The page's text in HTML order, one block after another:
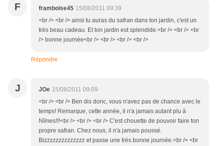
F framboise45 15/08/2011 09:39
<br /> <br /> ainsi tu auras du safran dans ton jardin, c'est un
très beau cadeau. Et ton jardin est splendide.<br /> <br /> <br
/> bonne journée<br /> <br /> <br /> <br />
Répondre
J JOe 15/08/2011 09:09
<br /> <br /> Ben dis donc, vous n'avez pas de chance avec le
temps! Remarque, cette année, il n'a jamais autant plu à
Nîmes!!!<br /> <br /> <br /> C'est chouette de pouvoir faire ton
propre safran. Chez nous, il n'a jamais poussé.
Bizzzzzzzzzzzzzz et passe une très bonne journée.<br /> <br